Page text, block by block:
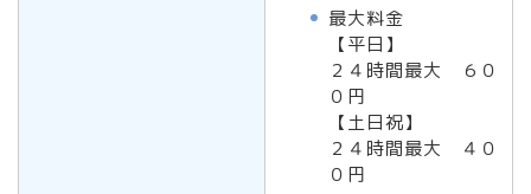
最大料金
【平日】
２４時間最大 ６０
０円
【土日祝】
２４時間最大 ４０
０円